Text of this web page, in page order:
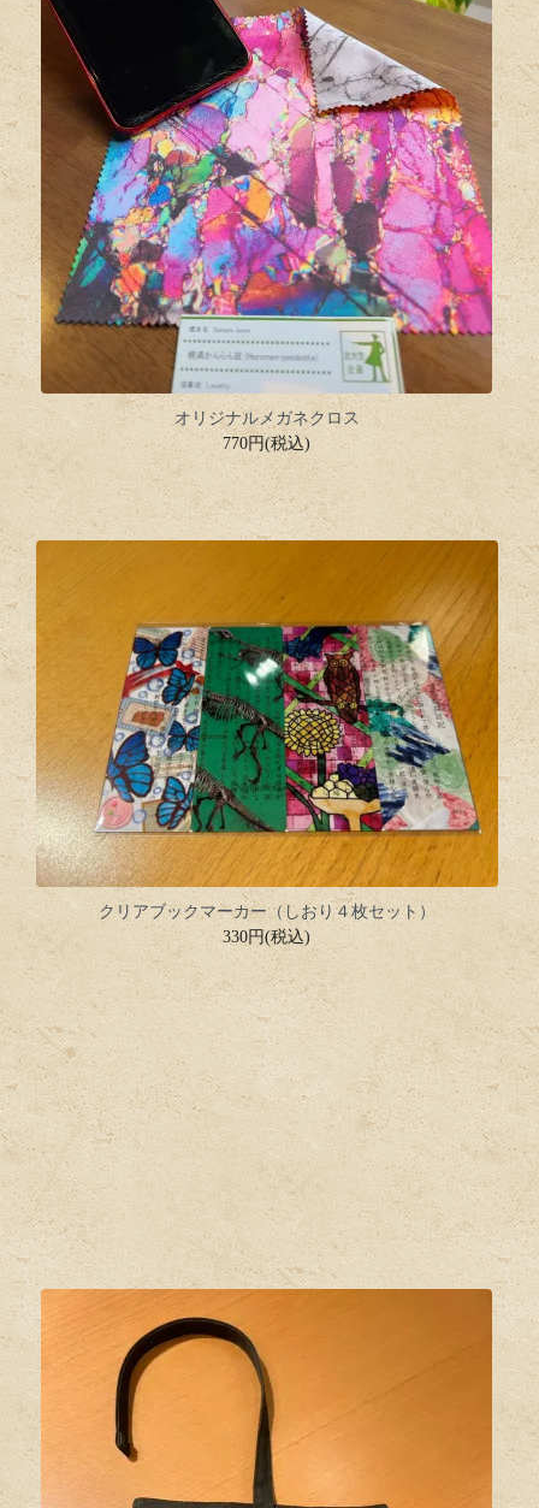
オリジナルメガネクロス
770円(税込)
クリアブックマーカー（しおり４枚セット）
330円(税込)